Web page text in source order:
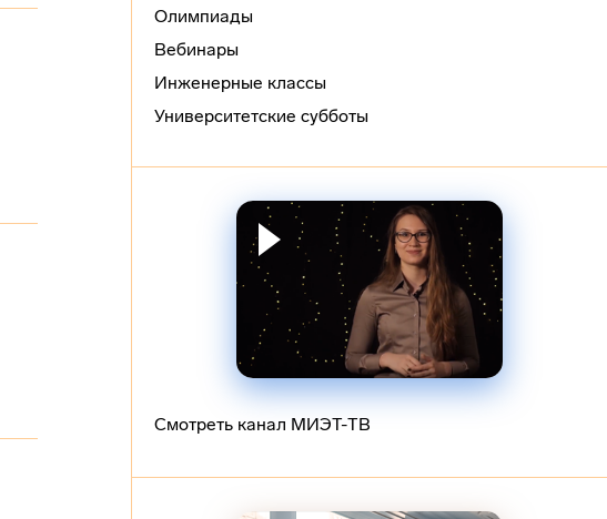
Олимпиады
Вебинары
Инженерные классы
Университетские субботы
Смотреть канал МИЭТ-ТВ